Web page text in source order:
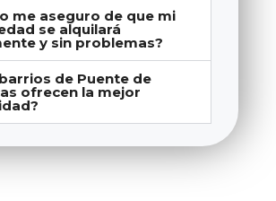
me aseguro de que mi
se alquilará
y sin problemas?
de Puente de
ofrecen la mejor